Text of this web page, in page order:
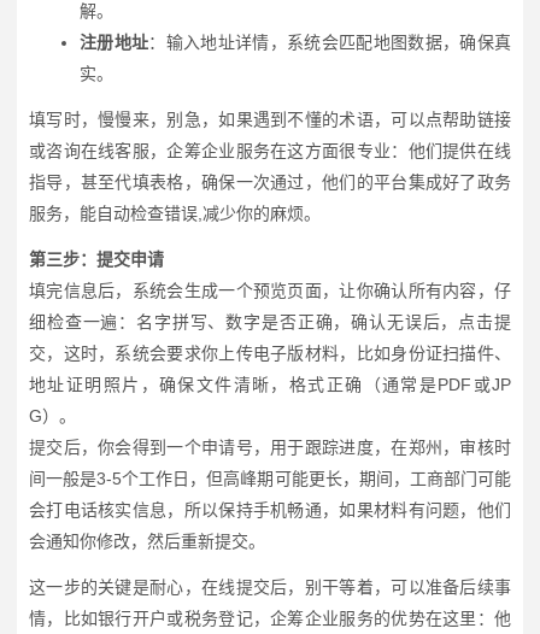
解。
注册地址：输入地址详情，系统会匹配地图数据，确保真
实。
填写时，慢慢来，别急，如果遇到不懂的术语，可以点帮助链接
或咨询在线客服，企筹企业服务在这方面很专业：他们提供在线
指导，甚至代填表格，确保一次通过，他们的平台集成好了政务
服务，能自动检查错误,减少你的麻烦。
第三步：提交申请
填完信息后，系统会生成一个预览页面，让你确认所有内容，仔
细检查一遍：名字拼写、数字是否正确，确认无误后，点击提
交，这时，系统会要求你上传电子版材料，比如身份证扫描件、
地址证明照片，确保文件清晰，格式正确（通常是PDF或JP
G）。
提交后，你会得到一个申请号，用于跟踪进度，在郑州，审核时
间一般是3-5个工作日，但高峰期可能更长，期间，工商部门可能
会打电话核实信息，所以保持手机畅通，如果材料有问题，他们
会通知你修改，然后重新提交。
这一步的关键是耐心，在线提交后，别干等着，可以准备后续事
情，比如银行开户或税务登记，企筹企业服务的优势在这里：他